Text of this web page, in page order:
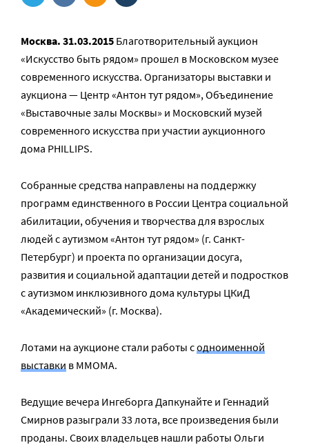
Москва. 31.03.2015 Благотворительный аукцион
«Искусство быть рядом» прошел в Московском музее
современного искусства. Организаторы выставки и
аукциона — Центр «Антон тут рядом», Объединение
«Выставочные залы Москвы» и Московский музей
современного искусства при участии аукционного
дома PHILLIPS.
Собранные средства направлены на поддержку
программ единственного в России Центра социальной
абилитации, обучения и творчества для взрослых
людей с аутизмом «Антон тут рядом» (г. Санкт-
Петербург) и проекта по организации досуга,
развития и социальной адаптации детей и подростков
с аутизмом инклюзивного дома культуры ЦКиД
«Академический» (г. Москва).
Лотами на аукционе стали работы содноименной
выставки в ММОМА.
Ведущие вечера Ингеборга Дапкунайте и Геннадий
Смирнов разыграли 33 лота, все произведения были
проданы. Своих владельцев нашли работы Ольги